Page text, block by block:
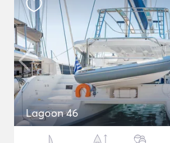
Lagoon 46